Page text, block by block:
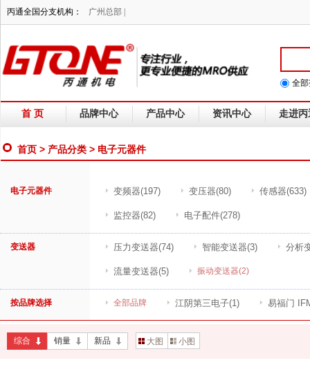
丙通全国分支机构： 广州总部 |
全
首 页 品牌中心 产品中心 资讯中心 走进丙
首页 > 产品分类 > 电子元器件
电子元器件 变频器(197) 变压器(80) 传感器(633)
监控器(82) 电子配件(278)
变送器 压力变送器(74) 智能变送器(3) 分析
流量变送器(5) 振动变送器(2)
按品牌选择 全部品牌 江阴第三电子(1) 易福门
综合 销量 新品 大图 小图